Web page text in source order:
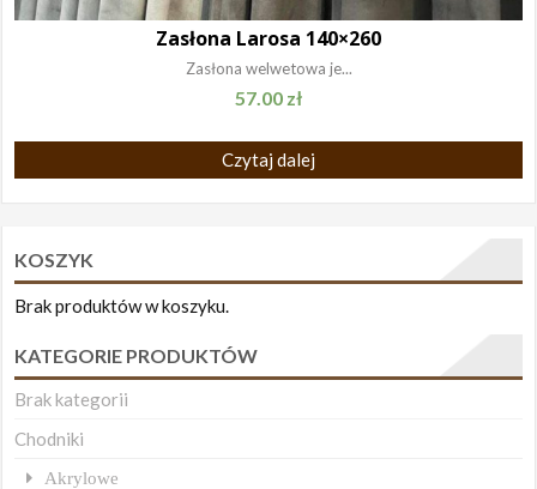
Zasłona Larosa 140×260
Zasłona welwetowa je...
57.00 zł
Czytaj dalej
KOSZYK
Brak produktów w koszyku.
KATEGORIE PRODUKTÓW
Brak kategorii
Chodniki
Akrylowe